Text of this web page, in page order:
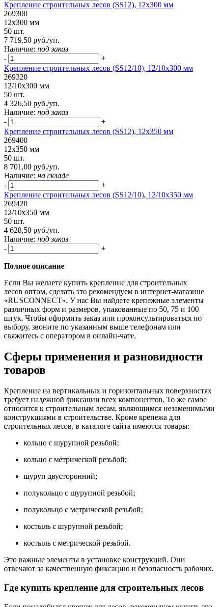
Крепление строительных лесов (SS12), 12х300 мм
269300
12х300 мм
50 шт.
7 719,50 руб./уп.
Наличие: под заказ
-
+
Крепление строительных лесов (SS12/10), 12/10х300 мм
269320
12/10х300 мм
50 шт.
4 326,50 руб./уп.
Наличие: под заказ
-
+
Крепление строительных лесов (SS12), 12х350 мм
269400
12х350 мм
50 шт.
8 701,00 руб./уп.
Наличие: на складе
-
+
Крепление строительных лесов (SS12/10), 12/10х350 мм
269420
12/10х350 мм
50 шт.
4 628,50 руб./уп.
Наличие: под заказ
-
+
Полное описание
Если Вы желаете купить крепление для строительных
лесов оптом, сделать это рекомендуем в интернет-магазине
«RUSCONNECT». У нас Вы найдете крепежные элементы
различных форм и размеров, упакованные по 50, 75 и 100
штук. Чтобы оформить заказ или проконсультироваться по
выбору, звоните по указанным выше телефонам или
свяжитесь с оператором в онлайн-чате.
Сферы применения и разновидности
товаров
Крепление на вертикальных и горизонтальных поверхностях
требует надежной фиксации всех компонентов. То же самое
относится к строительным лесам, являющимся незаменимыми
конструкциями в строительстве. Кроме крепежа для
строительных лесов, в каталоге сайта имеются товары:
кольцо с шурупной резьбой;
кольцо с метрической резьбой;
шуруп двусторонний;
полукольцо с шурупной резьбой;
полукольцо с метрической резьбой;
костыль с шурупной резьбой;
костыль с метрической резьбой.
Это важные элементы в установке конструкций. Они
отвечают за качественную фиксацию и безопасность рабочих.
Где купить крепление для строительных лесов